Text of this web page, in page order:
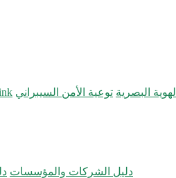
توعية الأمن السيبراني الهوية البصرية
دليل الشركات والمؤسسات